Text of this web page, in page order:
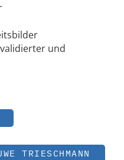
und
TRIESCHMANN